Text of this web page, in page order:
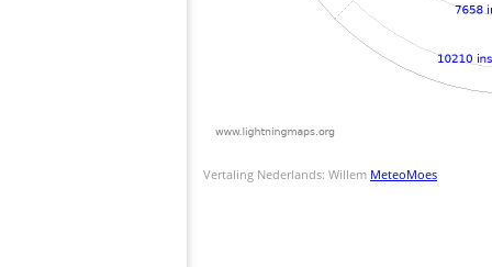
Vertaling Nederlands: Willem MeteoMoes